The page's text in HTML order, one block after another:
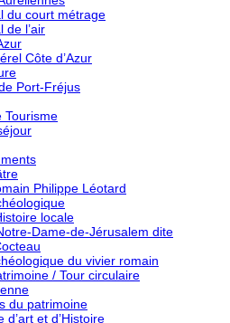
du court métrage
de l’air
Côte d’Azur
Port-Fréjus
Tourisme
Philippe Léotard
locale
Dame-de-Jérusalem dite
du vivier romain
/ Tour circulaire
du patrimoine
d’art et d’Histoire